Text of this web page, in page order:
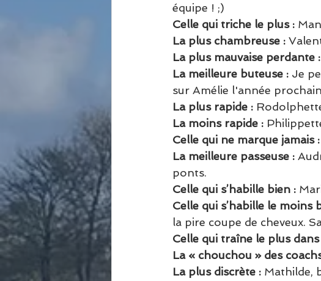
équipe ! ;)
Celle qui triche le plus :
La plus chambreuse :
La plus mauvaise perdante :
La meilleure buteuse : Je
sur Amélie l'année
La plus rapide :
La moins rapide :
Celle qui ne marque jamais :
La meilleure passeuse :
ponts.
Celle qui s’habille bien :
Celle qui s’habille le moins
la pire coupe de cheveux.
Celle qui traîne le plus dans
La « chouchou » des
La plus discrète : Mathilde,